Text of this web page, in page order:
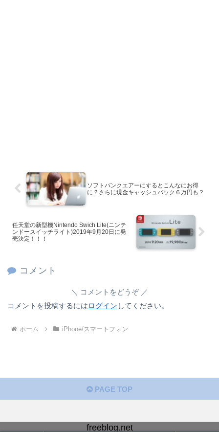
ソフトバンクエアーにするとこんなにお得
に？さらに現金キャッシュバック６万円も？
任天堂の新型機Nintendo Swich Lite(ニンテ
ンドースイッチライト)2019年9月20日に発
売決定！！！
コメント
コメントをどうぞ
コメントを投稿するにはログイン してください。
ホーム iPhone/スマートフォン
PAGE TOP
freeblog.net